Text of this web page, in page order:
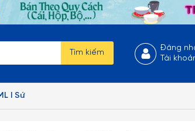
Tìm kiếm
Đăng
Tài
I Sứ